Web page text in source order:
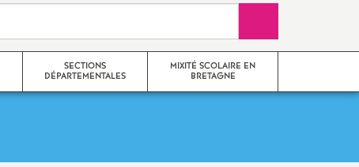
SECTIONS
DÉPARTEMENTALES
MIXITÉ SCOLAIRE EN
BRETAGNE